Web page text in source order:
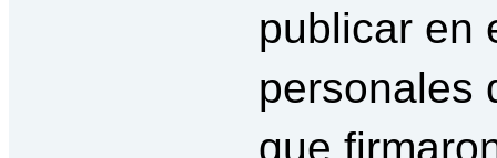
publicar en
personales
que